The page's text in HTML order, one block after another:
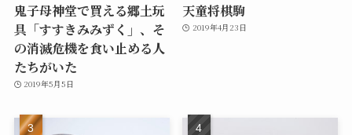
鬼子母神堂で買える郷土玩
具「すすきみみずく」、そ
の消滅危機を食い止める人
たちがいた
2019年5月5日
天童将棋駒
2019年4月23日